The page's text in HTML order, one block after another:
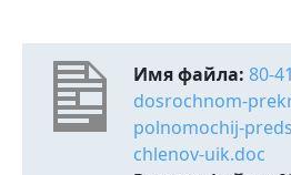
Имя файла: 80-
dosrochnom-
polnomochij-
chlenov-uik.doc